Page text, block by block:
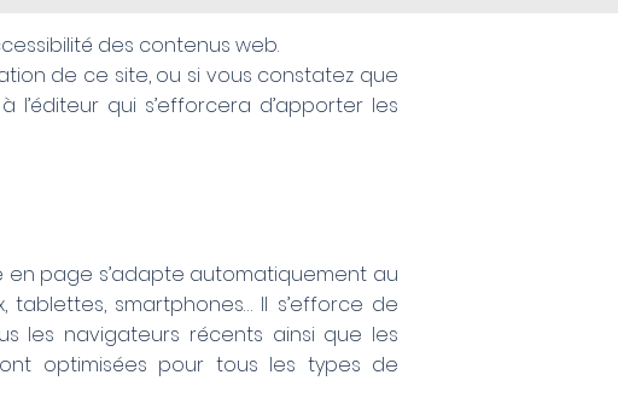
des contenus web.
de ce site, ou si vous constatez que
qui s’efforcera d’apporter les
en page s’adapte automatiquement au
smartphones… Il s’efforce de
les navigateurs récents ainsi que les
optimisées pour tous les types de